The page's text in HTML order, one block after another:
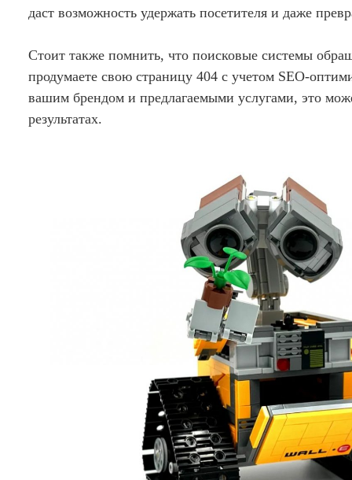
даст возможность удержать посетителя и даже
Стоит также помнить, что поисковые системы
продумаете свою страницу 404 с учетом SEO-
вашим брендом и предлагаемыми услугами, это
результатах.